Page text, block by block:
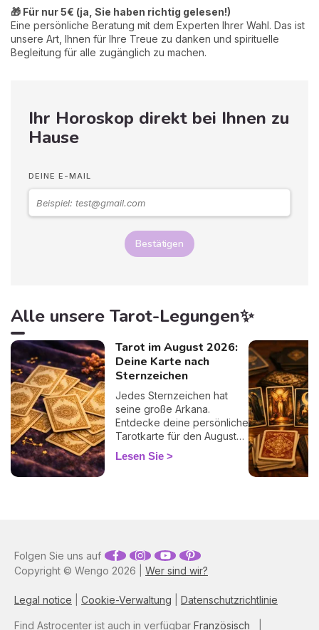
🎁 Für nur 5€ (ja, Sie haben richtig gelesen!)
Eine persönliche Beratung mit dem Experten Ihrer Wahl. Das ist
unsere Art, Ihnen für Ihre Treue zu danken und spirituelle
Begleitung für alle zugänglich zu machen.
Ihr Horoskop direkt bei Ihnen zu
Hause
DEINE E-MAIL
Bestätigen
Alle unsere Tarot-Legungen✨
Tarot im August 2026:
Deine Karte nach
Sternzeichen
Jedes Sternzeichen hat
seine große Arkana.
Entdecke deine persönliche
Tarotkarte für den August
2026 und ihre Botschaft für
den Monat.
Lesen Sie
Copyright © Wengo 2026 | Wer sind wir?
Legal notice Cookie-Verwaltung Datenschutzrichtlinie
Folgen Sie uns auf
Find Astrocenter ist auch in verfügbar Französisch